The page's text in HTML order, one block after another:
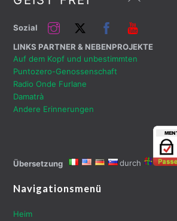
Sozial
LINKS PARTNER & NEBENPROJEKTE
Auf dem Kopf und unbestimmten
Puntozero-Genossenschaft
Radio Onde Furlane
Damatrà
Andere Erinnerungen
Übersetzung durch
Navigationsmenü
Heim